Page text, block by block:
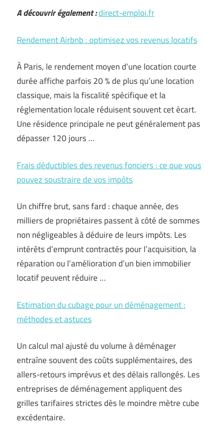
A découvrir également :direct-emploi.fr
Rendement Airbnb : optimisez vos revenus locatifs
À Paris, le rendement moyen d’une location courte
durée affiche parfois 20 % de plus qu’une location
classique, mais la fiscalité spécifique et la
réglementation locale réduisent souvent cet écart.
Une résidence principale ne peut généralement pas
dépasser 120 jours …
Frais déductibles des revenus fonciers : ce que vous
pouvez soustraire de vos impôts
Un chiffre brut, sans fard : chaque année, des
milliers de propriétaires passent à côté de sommes
non négligeables à déduire de leurs impôts. Les
intérêts d’emprunt contractés pour l’acquisition, la
réparation ou l’amélioration d’un bien immobilier
locatif peuvent réduire …
Estimation du cubage pour un déménagement :
méthodes et astuces
Un calcul mal ajusté du volume à déménager
entraîne souvent des coûts supplémentaires, des
allers-retours imprévus et des délais rallongés. Les
entreprises de déménagement appliquent des
grilles tarifaires strictes dès le moindre mètre cube
excédentaire.